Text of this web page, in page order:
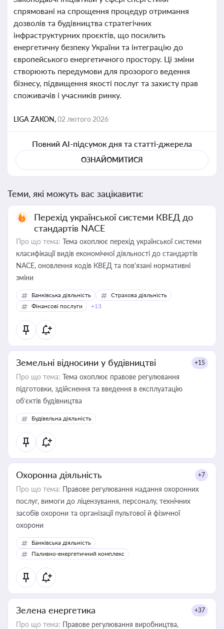
спрямовані на спрощення процедур отримання
дозволів та будівництва стратегічних
інфраструктурних проєктів, що посилить
енергетичну безпеку України та інтеграцію до
європейського енергетичного простору. Ці зміни
створюють передумови для прозорого ведення
бізнесу, підвищення якості послуг та захисту прав
споживачів і учасників ринку.
LIGA ZAKON,02 лютого 2026
Повний AI-підсумок дня та статті-джерела
ОЗНАЙОМИТИСЯ
Теми, які можуть вас зацікавити:
Перехід української системи КВЕД до
стандартів NACE
Про що тема: Тема охоплює перехід української системи
класифікації видів економічної діяльності до стандартів
NACE, оновлення кодів КВЕД та пов'язані нормативні
зміни
Банківська діяльність
Страхова діяльність
Фінансові послуги
+13
Земельні відносини у будівництві +15
Про що тема: Тема охоплює правове регулювання
підготовки, здійснення та введення в експлуатацію
об’єктів будівництва
Будівельна діяльність
Охоронна діяльність +7
Про що тема: Правове регулювання надання охоронних
послуг, вимоги до ліцензування, персоналу, технічних
засобів охорони та організації пультової й фізичної
охорони
Банківська діяльність
Паливно-енергетичний комплекс
Зелена енергетика +37
Про що тема: Правове регулювання виробництва,